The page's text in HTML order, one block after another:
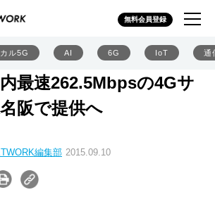
無料会員登録
ル5G AI 6G IoT 通
最速262.5Mbpsの4Gサ
阪で提供へ
編集部 2015.09.10